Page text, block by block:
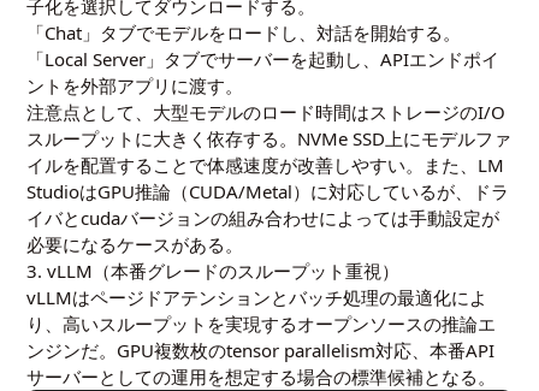
子化を選択してダウンロードする。
「Chat」タブでモデルをロードし、対話を開始する。
「Local Server」タブでサーバーを起動し、APIエンドポイ
ントを外部アプリに渡す。
注意点として、大型モデルのロード時間はストレージのI/O
スループットに大きく依存する。NVMe SSD上にモデルファ
イルを配置することで体感速度が改善しやすい。また、LM
StudioはGPU推論（CUDA/Metal）に対応しているが、ドラ
イバとcudaバージョンの組み合わせによっては手動設定が
必要になるケースがある。
3. vLLM（本番グレードのスループット重視）
vLLMはページドアテンションとバッチ処理の最適化によ
り、高いスループットを実現するオープンソースの推論エ
ンジンだ。GPU複数枚のtensor parallelism対応、本番API
サーバーとしての運用を想定する場合の標準候補となる。